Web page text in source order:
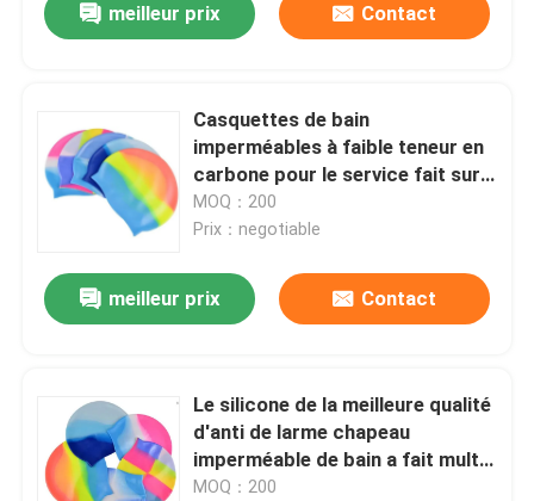
meilleur prix Contact
Casquettes de bain
imperméables à faible teneur en
carbone pour le service fait sur
commande de femmes et
d&#39;hommes disponible
MOQ：200
Prix：negotiable
meilleur prix Contact
Le silicone de la meilleure qualité
d'anti de larme chapeau
imperméable de bain a fait multi
coloré
MOQ：200